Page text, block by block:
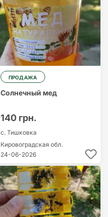
ПРОДАЖА
Солнечный мед
140 грн.
с. Тишковка
Кировоградская обл.
24-06-2026